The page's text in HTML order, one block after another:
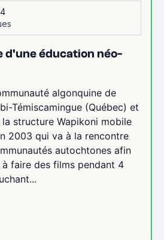
d'une éducation néo-
algonquine de
Témiscamingue (Québec) et
structure Wapikoni mobile
2003 qui va à la rencontre
autochtones afin
faire des films pendant 4